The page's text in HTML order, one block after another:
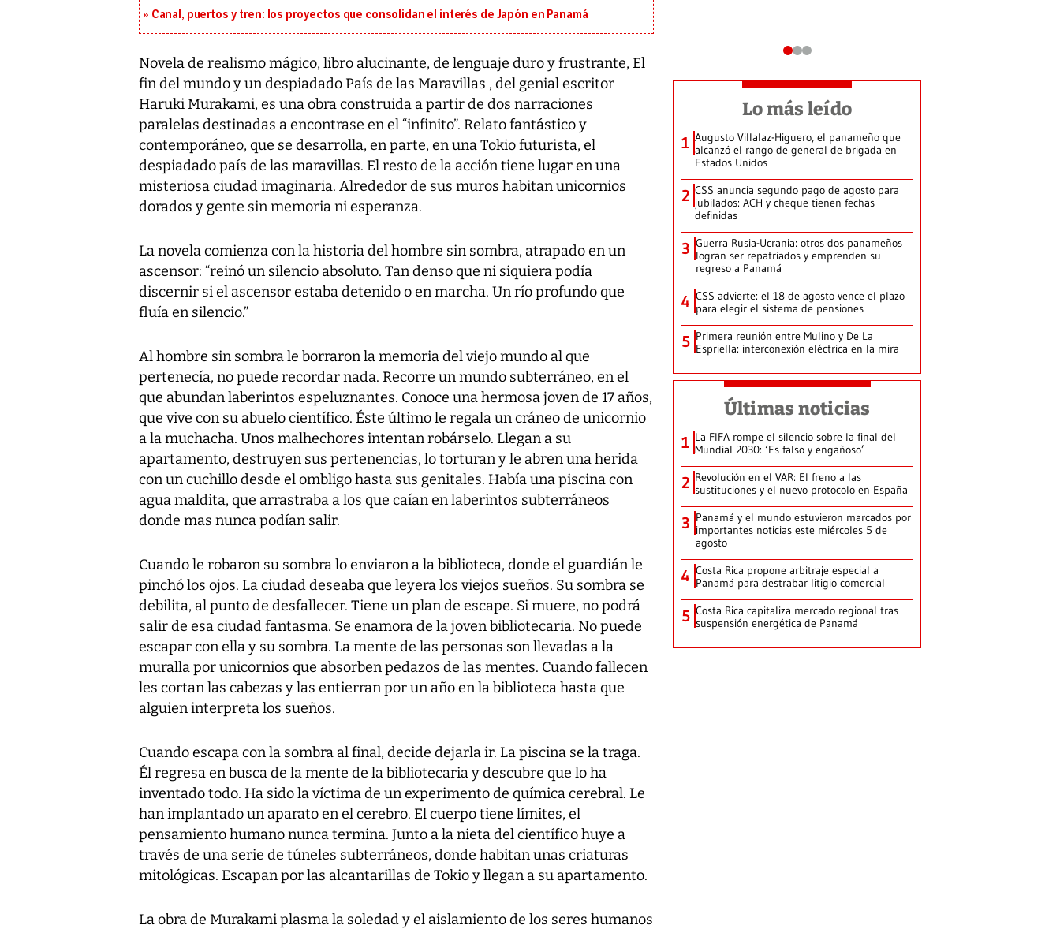
Canal, puertos y tren: los proyectos que consolidan el interés de Japón en Panamá
Novela de realismo mágico, libro alucinante, de lenguaje duro y frustrante, El
fin del mundo y un despiadado País de las Maravillas , del genial escritor
Haruki Murakami, es una obra construida a partir de dos narraciones
paralelas destinadas a encontrase en el “infinito”. Relato fantástico y
contemporáneo, que se desarrolla, en parte, en una Tokio futurista, el
despiadado país de las maravillas. El resto de la acción tiene lugar en una
misteriosa ciudad imaginaria. Alrededor de sus muros habitan unicornios
dorados y gente sin memoria ni esperanza.
La novela comienza con la historia del hombre sin sombra, atrapado en un
ascensor: “reinó un silencio absoluto. Tan denso que ni siquiera podía
discernir si el ascensor estaba detenido o en marcha. Un río profundo que
fluía en silencio.”
Al hombre sin sombra le borraron la memoria del viejo mundo al que
pertenecía, no puede recordar nada. Recorre un mundo subterráneo, en el
que abundan laberintos espeluznantes. Conoce una hermosa joven de 17 años,
que vive con su abuelo científico. Éste último le regala un cráneo de unicornio
a la muchacha. Unos malhechores intentan robárselo. Llegan a su
apartamento, destruyen sus pertenencias, lo torturan y le abren una herida
con un cuchillo desde el ombligo hasta sus genitales. Había una piscina con
agua maldita, que arrastraba a los que caían en laberintos subterráneos
donde mas nunca podían salir.
Cuando le robaron su sombra lo enviaron a la biblioteca, donde el guardián le
pinchó los ojos. La ciudad deseaba que leyera los viejos sueños. Su sombra se
debilita, al punto de desfallecer. Tiene un plan de escape. Si muere, no podrá
salir de esa ciudad fantasma. Se enamora de la joven bibliotecaria. No puede
escapar con ella y su sombra. La mente de las personas son llevadas a la
muralla por unicornios que absorben pedazos de las mentes. Cuando fallecen
les cortan las cabezas y las entierran por un año en la biblioteca hasta que
alguien interpreta los sueños.
Cuando escapa con la sombra al final, decide dejarla ir. La piscina se la traga.
Él regresa en busca de la mente de la bibliotecaria y descubre que lo ha
inventado todo. Ha sido la víctima de un experimento de química cerebral. Le
han implantado un aparato en el cerebro. El cuerpo tiene límites, el
pensamiento humano nunca termina. Junto a la nieta del científico huye a
través de una serie de túneles subterráneos, donde habitan unas criaturas
mitológicas. Escapan por las alcantarillas de Tokio y llegan a su apartamento.
La obra de Murakami plasma la soledad y el aislamiento de los seres humanos
Lo más leído
1 Augusto Villalaz-Higuero, el panameño que
alcanzó el rango de general de brigada en
Estados Unidos
2 CSS anuncia segundo pago de agosto para
jubilados: ACH y cheque tienen fechas
definidas
3 Guerra Rusia-Ucrania: otros dos panameños
logran ser repatriados y emprenden su
regreso a Panamá
4 CSS advierte: el 18 de agosto vence el plazo
para elegir el sistema de pensiones
5 Primera reunión entre Mulino y De La
Espriella: interconexión eléctrica en la mira
Últimas noticias
1 La FIFA rompe el silencio sobre la final del
Mundial 2030: ‘Es falso y engañoso’
2 Revolución en el VAR: El freno a las
sustituciones y el nuevo protocolo en España
3 Panamá y el mundo estuvieron marcados por
importantes noticias este miércoles 5 de
agosto
4 Costa Rica propone arbitraje especial a
Panamá para destrabar litigio comercial
5 Costa Rica capitaliza mercado regional tras
suspensión energética de Panamá